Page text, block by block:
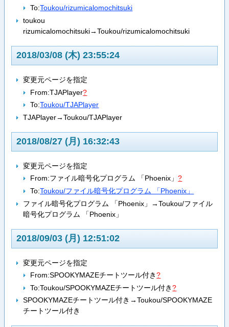
To:Toukou/rizumicalomochitsuki
toukou
rizumicalomochitsuki→Toukou/rizumicalomochitsuki
2018/03/08 (木) 23:55:24
変更元ページを指定
From:TJAPlayer?
To:Toukou/TJAPlayer
TJAPlayer→Toukou/TJAPlayer
2018/08/27 (月) 16:32:43
変更元ページを指定
From:ファイル暗号化プログラム 「Phoenix」?
To:Toukou/ファイル暗号化プログラム 「Phoenix」
ファイル暗号化プログラム 「Phoenix」→Toukou/ファイル
暗号化プログラム 「Phoenix」
2018/09/03 (月) 12:51:02
変更元ページを指定
From:SPOOKYMAZEチートツール付き?
To:Toukou/SPOOKYMAZEチートツール付き?
SPOOKYMAZEチートツール付き→Toukou/SPOOKYMAZE
チートツール付き